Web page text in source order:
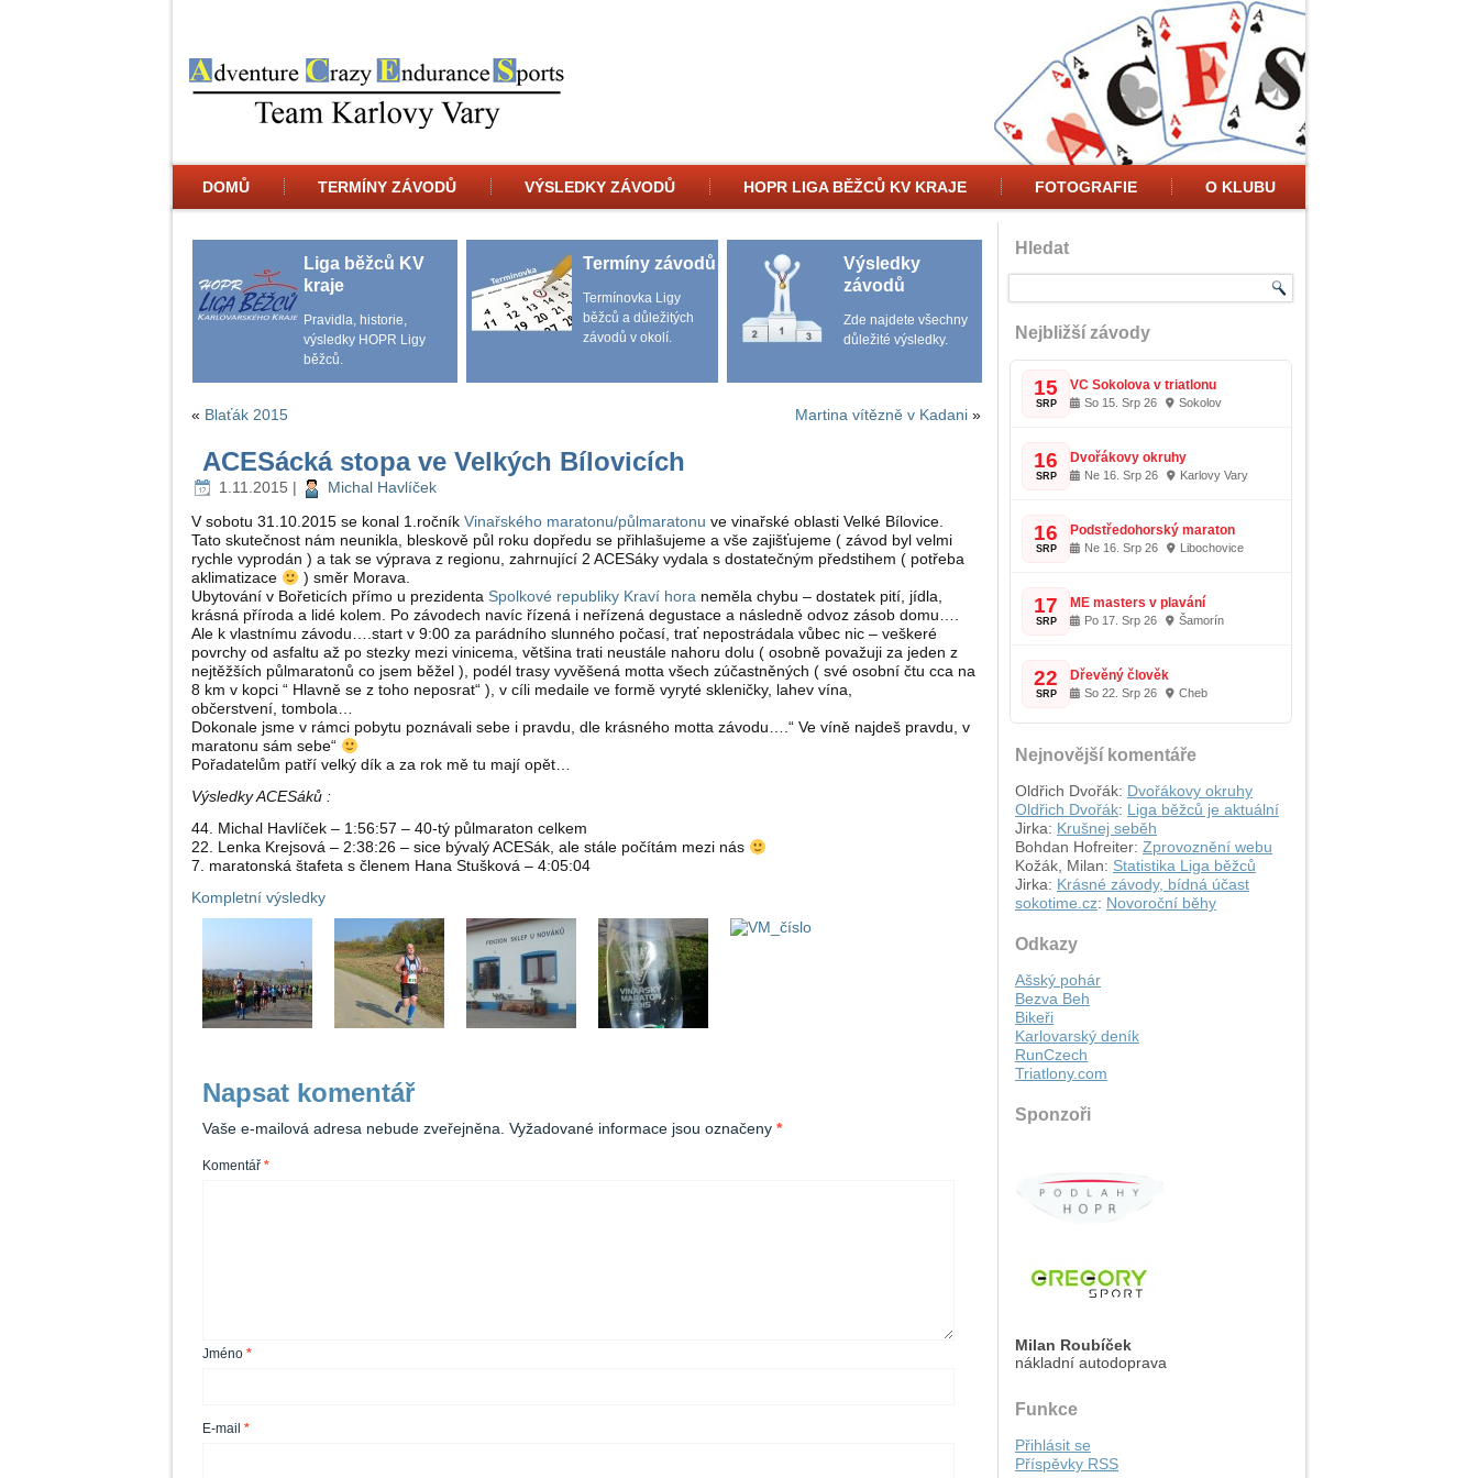
DOMŮ TERMÍNY ZÁVODŮ VÝSLEDKY ZÁVODŮ HOPR LIGA BĚŽCŮ KV KRAJE FOTOGRAFIE O KLUBU
Liga běžců KV
kraje
Pravidla, historie,
výsledky HOPR Ligy
běžců.
Termíny závodů
Termínovka Ligy
běžců a důležitých
závodů v okolí.
Výsledky
závodů
Zde najdete všechny
důležité výsledky.
« Blaťák 2015 Martina vítězně v Kadani »
ACESácká stopa ve Velkých Bílovicích
1.11.2015 |
Michal Havlíček
V sobotu 31.10.2015 se konal 1.ročník Vinařského maratonu/půlmaratonu ve vinařské oblasti Velké Bílovice.
Tato skutečnost nám neunikla, bleskově půl roku dopředu se přihlašujeme a vše zajišťujeme ( závod byl velmi
rychle vyprodán ) a tak se výprava z regionu, zahrnující 2 ACESáky vydala s dostatečným předstihem ( potřeba
aklimatizace
) směr Morava.
Ubytování v Bořeticích přímo u prezidenta Spolkové republiky Kraví hora neměla chybu – dostatek pití, jídla,
krásná příroda a lidé kolem. Po závodech navíc řízená i neřízená degustace a následně odvoz zásob domu….
Ale k vlastnímu závodu….start v 9:00 za parádního slunného počasí, trať nepostrádala vůbec nic – veškeré
povrchy od asfaltu až po stezky mezi vinicema, většina trati neustále nahoru dolu ( osobně považuji za jeden z
nejtěžších půlmaratonů co jsem běžel ), podél trasy vyvěšená motta všech zúčastněných ( své osobní čtu cca na
8 km v kopci “ Hlavně se z toho neposrat“ ), v cíli medaile ve formě vyryté skleničky, lahev vína,
občerstvení, tombola…
Dokonale jsme v rámci pobytu poznávali sebe i pravdu, dle krásného motta závodu….“ Ve víně najdeš pravdu, v
maratonu sám sebe“
Pořadatelům patří velký dík a za rok mě tu mají opět…
Výsledky ACESáků :
44. Michal Havlíček – 1:56:57 – 40-tý půlmaraton celkem
22. Lenka Krejsová – 2:38:26 – sice bývalý ACESák, ale stále počítám mezi nás
7. maratonská štafeta s členem Hana Stušková – 4:05:04
Kompletní výsledky
Napsat komentář
Vaše e-mailová adresa nebude zveřejněna. Vyžadované informace jsou označeny *
Komentář *
Jméno *
E-mail *
Hledat
Nejbližší závody
15
SRP
VC Sokolova v triatlonu
So 15. Srp 26 Sokolov
16
SRP
Dvořákovy okruhy
Ne 16. Srp 26 Karlovy Vary
16
SRP
Podstředohorský maraton
Ne 16. Srp 26 Libochovice
17
SRP
ME masters v plavání
Po 17. Srp 26 Šamorín
22
SRP
Dřevěný člověk
So 22. Srp 26 Cheb
Nejnovější komentáře
Oldřich Dvořák: Dvořákovy okruhy
Oldřich Dvořák: Liga běžců je aktuální
Jirka: Krušnej seběh
Bohdan Hofreiter: Zprovoznění webu
Kožák, Milan: Statistika Liga běžců
Jirka: Krásné závody, bídná účast
sokotime.cz: Novoroční běhy
Odkazy
Ašský pohár
Bezva Beh
Bikeři
Karlovarský deník
RunCzech
Triatlony.com
Sponzoři
Milan Roubíček
nákladní autodoprava
Funkce
Přihlásit se
Příspěvky RSS